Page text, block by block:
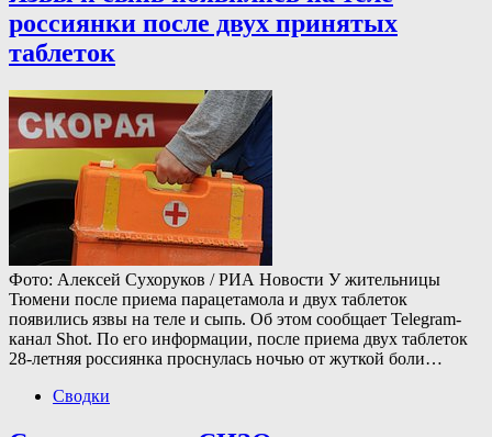
россиянки после двух принятых
таблеток
Фото: Алексей Сухоруков / РИА Новости У жительницы
Тюмени после приема парацетамола и двух таблеток
появились язвы на теле и сыпь. Об этом сообщает Telegram-
канал Shot. По его информации, после приема двух таблеток
28-летняя россиянка проснулась ночью от жуткой боли…
Сводки